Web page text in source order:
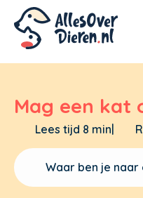
Mag een kat
Lees tijd 8 min|